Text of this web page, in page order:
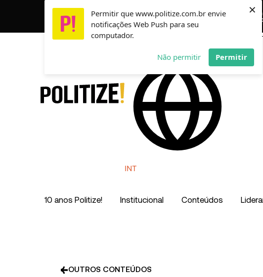
Permitir que www.politize.com.br envie
notificações Web Push para seu
computador.
Não permitir Permitir
×
CO
INT
10 anos Politize! Institucional Conteúdos
OUTROS CONTEÚDOS
Usamos cookies para garantir que você tenha a melhor